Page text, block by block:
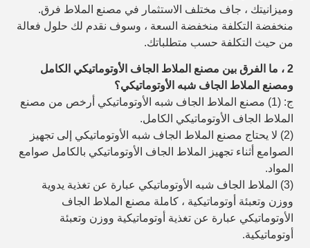
وميزانيتك ، جاف مختلف الاستثمار في مصنع الملاط فرق.
منخفضة التكلفة منخفضة السعة ، وسوف نقدم لك حلول فعالة
من حيث التكلفة حسب متطلباتك.
2 ، ما الفرق بين مصنع الملاط الجاف الأوتوماتيكي الكامل
ومصنع الملاط الجاف شبه الأوتوماتيكي؟
ج: (1) مصنع الملاط الجاف شبه الأوتوماتيكي أرخص من مصنع
الملاط الجاف الأوتوماتيكي الكامل.
(2) لا يحتاج مصنع الملاط الجاف شبه الأوتوماتيكي إلى تجهيز
الصوامع أثناء تجهيز الملاط الجاف الأوتوماتيكي بالكامل صوامع
المواد.
(3) الملاط الجاف شبه الأوتوماتيكي عبارة عن تغذية يدوية
ووزن وتعبئة أوتوماتيكية ، كاملة مصنع الملاط الجاف
الأوتوماتيكي عبارة عن تغذية أوتوماتيكية ووزن وتعبئة
أوتوماتيكية.